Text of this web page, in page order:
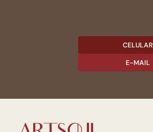
CELULAR
E-MAIL